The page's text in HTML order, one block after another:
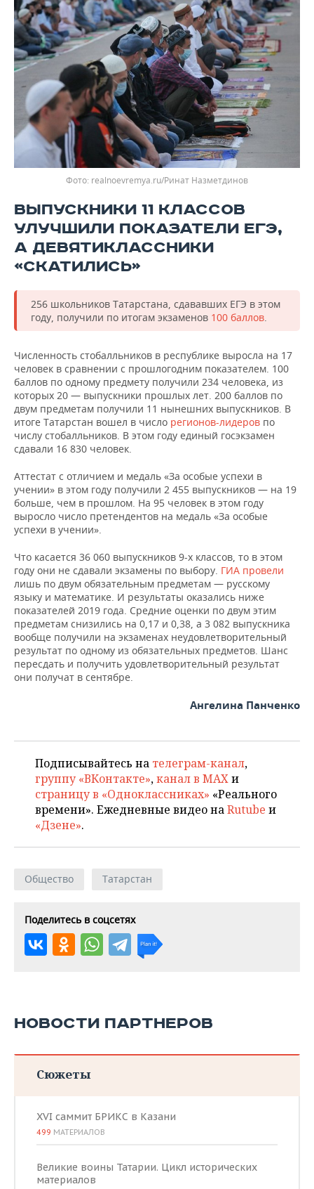
realnoevremya.ru/Ринат Назметдинов
ВЫПУСКНИКИ 11 КЛАССОВ
УЛУЧШИЛИ ПОКАЗАТЕЛИ ЕГЭ,
А ДЕВЯТИКЛАССНИКИ
«СКАТИЛИСЬ»
256 школьников Татарстана, сдававших ЕГЭ в этом
году, получили по итогам экзаменов 100 баллов.
Численность стобалльников в республике выросла на 17
человек в сравнении с прошлогодним показателем. 100
баллов по одному предмету получили 234 человека, из
которых 20 — выпускники прошлых лет. 200 баллов по
двум предметам получили 11 нынешних выпускников. В
итоге Татарстан вошел в число регионов-лидеров по
числу стобалльников. В этом году единый госэкзамен
сдавали 16 830 человек.
Аттестат с отличием и медаль «За особые успехи в
учении» в этом году получили 2 455 выпускников — на 19
больше, чем в прошлом. На 95 человек в этом году
выросло число претендентов на медаль «За особые
успехи в учении».
Что касается 36 060 выпускников 9-х классов, то в этом
году они не сдавали экзамены по выбору. ГИА провели
лишь по двум обязательным предметам — русскому
языку и математике. И результаты оказались ниже
показателей 2019 года. Средние оценки по двум этим
предметам снизились на 0,17 и 0,38, а 3 082 выпускника
вообще получили на экзаменах неудовлетворительный
результат по одному из обязательных предметов. Шанс
пересдать и получить удовлетворительный результат
они получат в сентябре.
Ангелина Панченко
Подписывайтесь на телеграм-канал,
группу «ВКонтакте»,канал в MAXи
страницу в «Одноклассниках» «Реального
времени». Ежедневные видео наRutube и
«Дзене».
Общество Татарстан
Поделитесь в соцсетях
НОВОСТИ ПАРТНЕРОВ
Сюжеты
XVI саммит БРИКС в Казани
499 МАТЕРИАЛОВ
Великие воины Татарии. Цикл исторических
материалов